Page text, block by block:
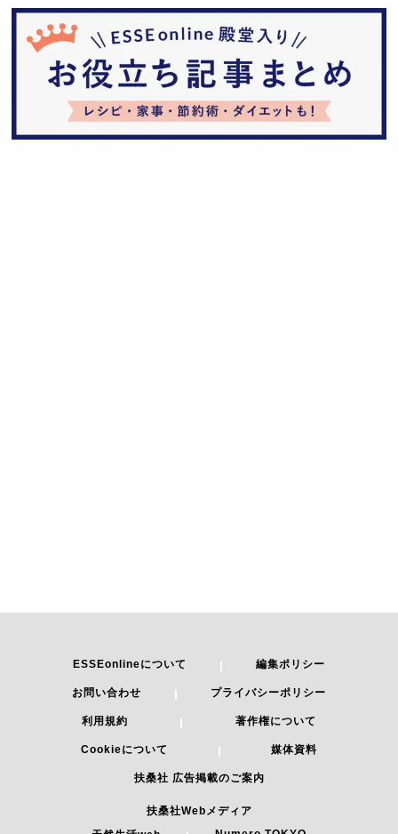
ESSEonlineについて 編集ポリシー
お問い合わせ プライバシーポリシー
利用規約 著作権について
Cookieについて 媒体資料
扶桑社 広告掲載のご案内
扶桑社Webメディア